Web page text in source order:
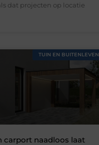
dat projecten op locatie
TUIN EN BUITENLEVEN
carport naadloos laat